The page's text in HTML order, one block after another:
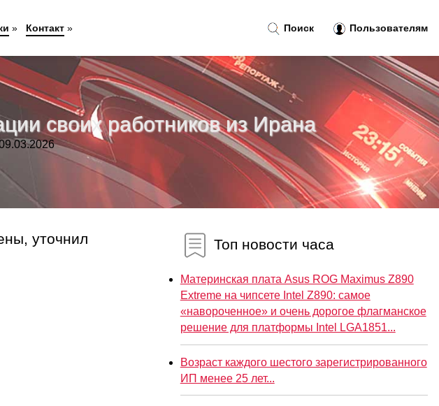
своих работников из Ирана
уточнил
Топ новости часа
Материнская плата Asus ROG Maximus Z890
Extreme на чипсете Intel Z890: самое
«навороченное» и очень дорогое флагманское
решение для платформы Intel LGA1851...
Возраст каждого шестого зарегистрированного
ИП менее 25 лет...
Поиск Пользователям
» Контакт»